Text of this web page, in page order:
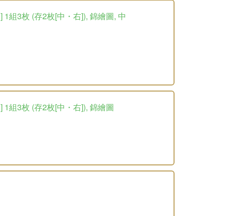
組3枚 (存2枚[中・右]), 錦繪圖, 中
組3枚 (存2枚[中・右]), 錦繪圖